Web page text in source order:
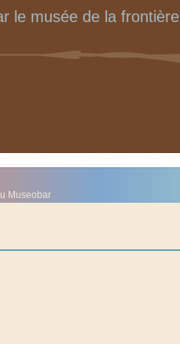
le musée de la frontière
Museobar